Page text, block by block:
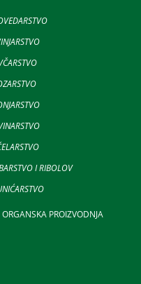
I RIBOLOV
ORGANSKA PROIZVODNJA